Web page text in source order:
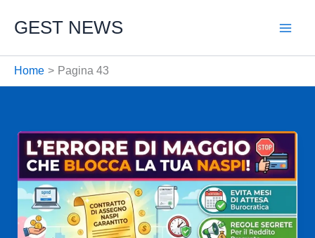
GEST NEWS
Home Pagina 43